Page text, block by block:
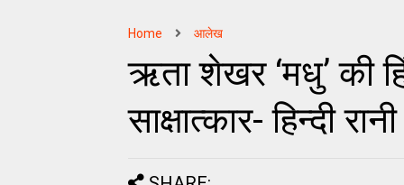
Home आलेख
ऋता शेखर ‘मधु’ की
साक्षात्कार- हिन्दी